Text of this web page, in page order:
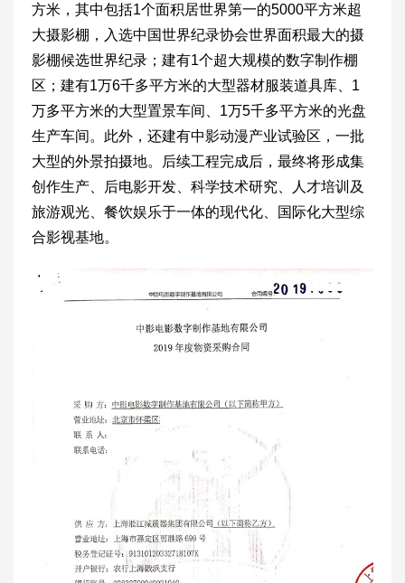
方米，其中包括1个面积居世界第一的5000平方米超
大摄影棚，入选中国世界纪录协会世界面积最大的摄
影棚候选世界纪录；建有1个超大规模的数字制作棚
区；建有1万6千多平方米的大型器材服装道具库、1
万多平方米的大型置景车间、1万5千多平方米的光盘
生产车间。此外，还建有中影动漫产业试验区，一批
大型的外景拍摄地。后续工程完成后，最终将形成集
创作生产、后电影开发、科学技术研究、人才培训及
旅游观光、餐饮娱乐于一体的现代化、国际化大型综
合影视基地。